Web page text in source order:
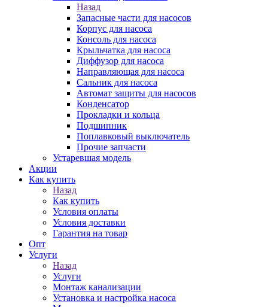
Назад
Запасные части для насосов
Корпус для насоса
Консоль для насоса
Крыльчатка для насоса
Диффузор для насоса
Направляющая для насоса
Сальник для насоса
Автомат защиты для насосов
Конденсатор
Прокладки и кольца
Подшипник
Поплавковый выключатель
Прочие запчасти
Устаревшая модель
Акции
Как купить
Назад
Как купить
Условия оплаты
Условия доставки
Гарантия на товар
Опт
Услуги
Назад
Услуги
Монтаж канализации
Установка и настройка насоса